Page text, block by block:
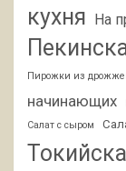
кухня На
Пирожки из
начинающих
Салат с сыром